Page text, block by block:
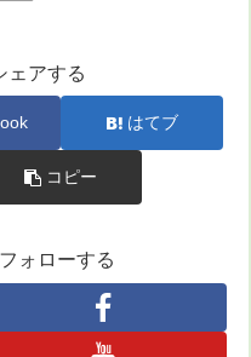
ェアする
はてブ
コピー
ォローする